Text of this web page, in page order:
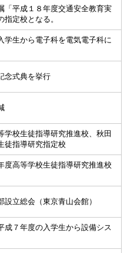
「平成１８年度交通安全教育実
指定校となる。
学生から電子科を電気電子科に
念式典を挙行
学校生徒指導研究推進校、秋田
徒指導研究指定校
度高等学校生徒指導研究推進校
設立総会（東京青山会館）
成７年度の入学生から設備シス